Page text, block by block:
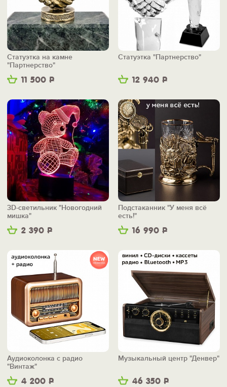
11 500 Р
Статуэтка на камне
"Партнерство"
12 940 Р
Статуэтка "Партнерство"
2 390 Р
3D-светильник "Новогодний
мишка"
16 990 Р
Подстаканник "У меня всё
есть!"
4 200 Р
Аудиоколонка с радио
"Винтаж"
46 350 Р
Музыкальный центр "Денвер"